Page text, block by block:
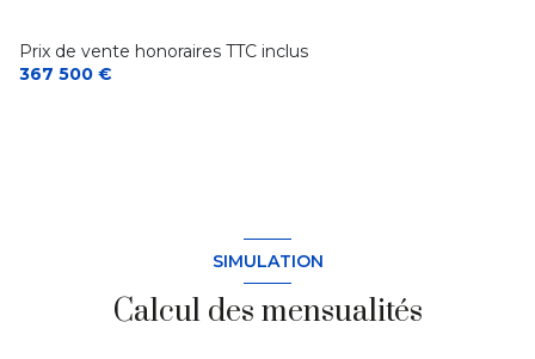
Prix de vente honoraires TTC inclus
367 500 €
SIMULATION
Calcul des mensualités